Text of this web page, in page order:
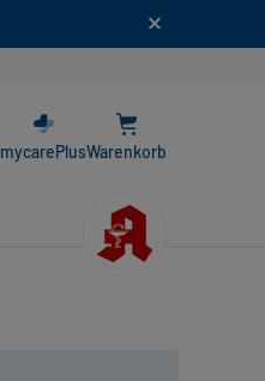
mycarePlusWarenkorb